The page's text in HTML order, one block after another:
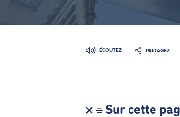
ÉCOUTEZ PARTAGEZ
Sur cette